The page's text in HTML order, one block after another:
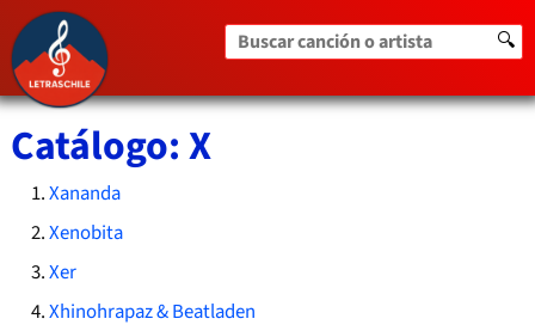
Buscar canción o artista 🔍
Catálogo: X
Xananda
Xenobita
Xer
Xhinohrapaz & Beatladen